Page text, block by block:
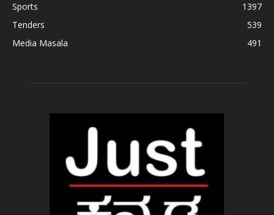
Sports
1397
Tenders
539
Media Masala
491